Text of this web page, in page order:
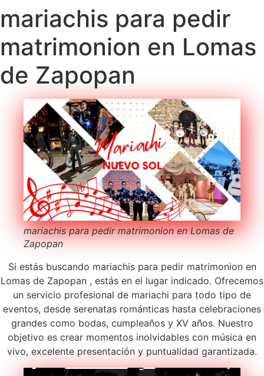
mariachis para pedir
matrimonion en Lomas
de Zapopan
mariachis para pedir matrimonion en Lomas de
Zapopan
Si estás buscando mariachis para pedir matrimonion en
Lomas de Zapopan , estás en el lugar indicado. Ofrecemos
un servicio profesional de mariachi para todo tipo de
eventos, desde serenatas románticas hasta celebraciones
grandes como bodas, cumpleaños y XV años. Nuestro
objetivo es crear momentos inolvidables con música en
vivo, excelente presentación y puntualidad garantizada.